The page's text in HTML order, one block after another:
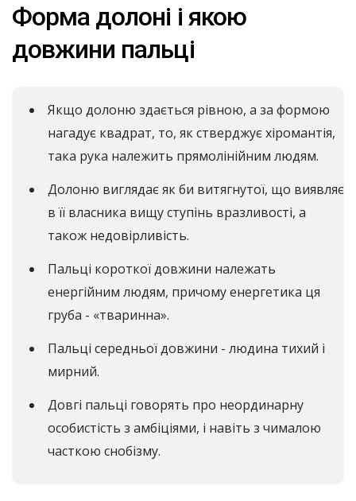
Форма долоні і якою
довжини пальці
Якщо долоню здається рівною, а за формою
нагадує квадрат, то, як стверджує хіромантія,
така рука належить прямолінійним людям.
Долоню виглядає як би витягнутої, що виявляє
в її власника вищу ступінь вразливості, а
також недовірливість.
Пальці короткої довжини належать
енергійним людям, причому енергетика ця
груба - «тваринна».
Пальці середньої довжини - людина тихий і
мирний.
Довгі пальці говорять про неординарну
особистість з амбіціями, і навіть з чималою
часткою снобізму.